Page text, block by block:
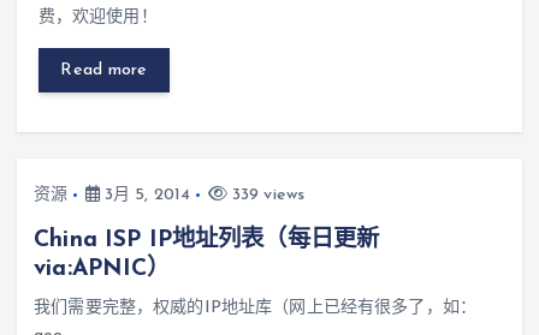
费，欢迎使用！
Read more
资源 3月 5, 2014 339 views
China ISP IP地址列表（每日更新
via:APNIC）
我们需要完整，权威的IP地址库（网上已经有很多了，如：